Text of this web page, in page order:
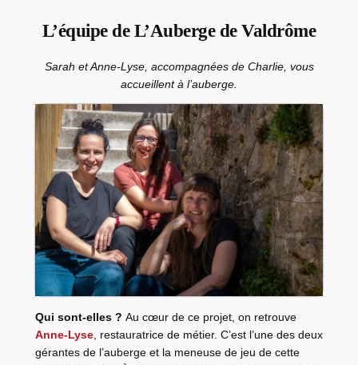
L’équipe de L’Auberge de Valdrôme
Sarah et Anne-Lyse, accompagnées de Charlie, vous
accueillent à l’auberge.
Qui sont-elles ? Au cœur de ce projet, on retrouve
Anne-Lyse, restauratrice de métier. C’est l’une des deux
gérantes de l’auberge et la meneuse de jeu de cette